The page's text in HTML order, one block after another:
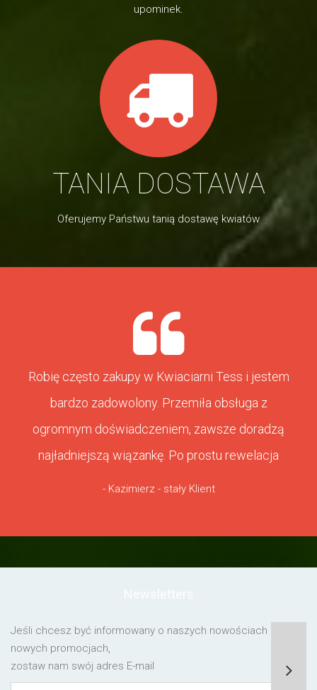
upominek.
TANIA DOSTAWA
Oferujemy Państwu tanią dostawę kwiatów
Robię często zakupy w Kwiaciarni Tess i jestem
bardzo zadowolony. Przemiła obsługa z
ogromnym doświadczeniem, zawsze doradzą
najładniejszą wiązankę. Po prostu rewelacja
- Kazimierz - stały Klient
Jeśli chcesz być informowany o naszych nowościach lub o
nowych promocjach,
zostaw nam swój adres E-mail